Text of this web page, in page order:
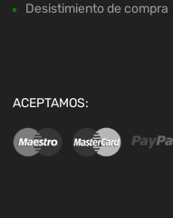
Desistimiento de compra
ACEPTAMOS: